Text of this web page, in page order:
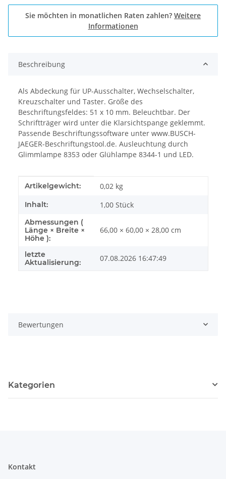
Sie möchten in monatlichen Raten zahlen? Weitere
Informationen
Beschreibung
Als Abdeckung für UP-Ausschalter, Wechselschalter,
Kreuzschalter und Taster. Größe des
Beschriftungsfeldes: 51 x 10 mm. Beleuchtbar. Der
Schriftträger wird unter die Klarsichtspange geklemmt.
Passende Beschriftungssoftware unter www.BUSCH-
JAEGER-Beschriftungstool.de. Ausleuchtung durch
Glimmlampe 8353 oder Glühlampe 8344-1 und LED.
Produkteigenschaft
Wert
Artikelgewicht: 0,02 kg
Inhalt: 1,00 Stück
Abmessungen (
Länge × Breite ×
Höhe ):
66,00 × 60,00 × 28,00 cm
letzte
Aktualisierung:
07.08.2026 16:47:49
Bewertungen
Kategorien
Kontakt